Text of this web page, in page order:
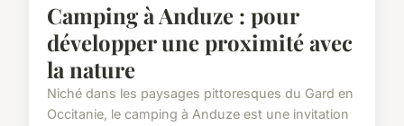
Camping à Anduze : pour
développer une proximité avec
la nature
Niché dans les paysages pittoresques du Gard en
Occitanie, le camping à Anduze est une invitation